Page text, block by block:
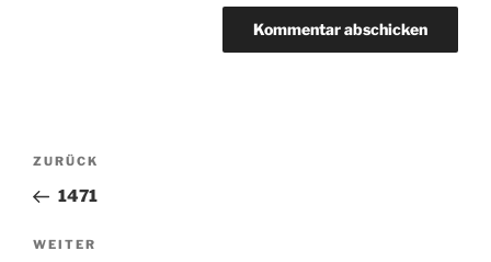
Beitragsnavigation
Vorheriger
Beitrag
ZURÜCK
1471
Nächster
WEITER